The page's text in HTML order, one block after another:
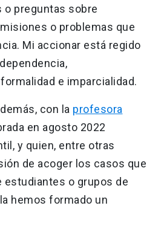
o preguntas sobre
o problemas que
Mi accionar está regido
e imparcialidad.
con la profesora
en agosto 2022
y quien, entre otras
de acoger los casos que
estudiantes o grupos de
hemos formado un